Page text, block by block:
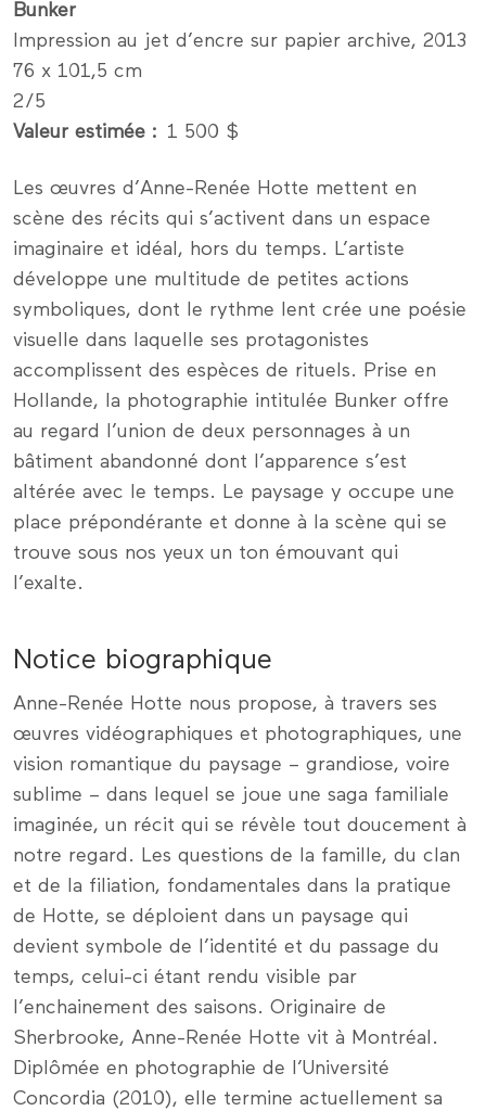
Bunker
Impression au jet d’encre sur papier archive, 2013
76 x 101,5 cm
2/5
Valeur estimée
1 500 $
Les œuvres d’Anne-Renée Hotte mettent en
scène des récits qui s’activent dans un espace
imaginaire et idéal, hors du temps. L’artiste
développe une multitude de petites actions
symboliques, dont le rythme lent crée une poésie
visuelle dans laquelle ses protagonistes
accomplissent des espèces de rituels. Prise en
Hollande, la photographie intitulée Bunker offre
au regard l’union de deux personnages à un
bâtiment abandonné dont l’apparence s’est
altérée avec le temps. Le paysage y occupe une
place prépondérante et donne à la scène qui se
trouve sous nos yeux un ton émouvant qui
l’exalte.
Notice biographique
Anne-Renée Hotte nous propose, à travers ses
œuvres vidéographiques et photographiques, une
vision romantique du paysage – grandiose, voire
sublime – dans lequel se joue une saga familiale
imaginée, un récit qui se révèle tout doucement à
notre regard. Les questions de la famille, du clan
et de la filiation, fondamentales dans la pratique
de Hotte, se déploient dans un paysage qui
devient symbole de l’identité et du passage du
temps, celui-ci étant rendu visible par
l’enchainement des saisons. Originaire de
Sherbrooke, Anne-Renée Hotte vit à Montréal.
Diplômée en photographie de l’Université
Concordia (2010), elle termine actuellement sa